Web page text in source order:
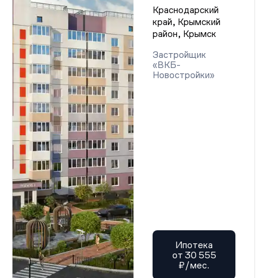
Краснодарский
край, Крымский
район, Крымск
Застройщик
«ВКБ-
Новостройки»
Ипотека
от 30 555
₽/мес.